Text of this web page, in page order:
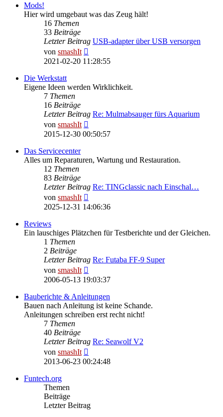
Mods!
Hier wird umgebaut was das Zeug hält!
16 Themen
33 Beiträge
Letzter Beitrag USB-adapter über USB versorgen
von smashIt
Beitrag
2021-02-20 11:28:55
Die Werkstatt
Eigene Ideen werden Wirklichkeit.
7 Themen
16 Beiträge
Letzter Beitrag Re: Mulmabsauger fürs Aquarium
von smashIt
Beitrag
2015-12-30 00:50:57
Das Servicecenter
Alles um Reparaturen, Wartung und Restauration.
12 Themen
83 Beiträge
Letzter Beitrag Re: TINGclassic nach Einschal…
von smashIt
Beitrag
2025-12-31 14:06:36
Reviews
Ein lauschiges Plätzchen für Testberichte und der Gleichen.
1 Themen
2 Beiträge
Letzter Beitrag Re: Futaba FF-9 Super
von smashIt
Beitrag
2006-05-13 19:03:37
Bauberichte & Anleitungen
Bauen nach Anleitung ist keine Schande.
Anleitungen schreiben erst recht nicht!
7 Themen
40 Beiträge
Letzter Beitrag Re: Seawolf V2
von smashIt
Beitrag
2013-06-23 00:24:48
Funtech.org
Themen
Beiträge
Letzter Beitrag